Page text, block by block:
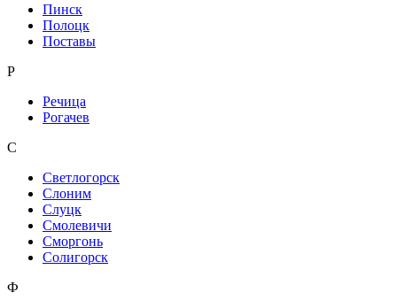
Пинск
Полоцк
Поставы
Р
Речица
Рогачев
С
Светлогорск
Слоним
Слуцк
Смолевичи
Сморгонь
Солигорск
Ф